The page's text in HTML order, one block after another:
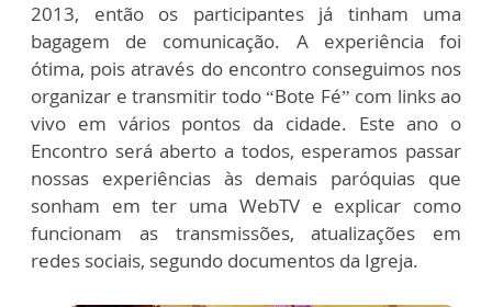
2013, então os participantes já tinham uma
bagagem de comunicação. A experiência foi
ótima, pois através do encontro conseguimos nos
organizar e transmitir todo “Bote Fé” com links ao
vivo em vários pontos da cidade. Este ano o
Encontro será aberto a todos, esperamos passar
nossas experiências às demais paróquias que
sonham em ter uma WebTV e explicar como
funcionam as transmissões, atualizações em
redes sociais, segundo documentos da Igreja.